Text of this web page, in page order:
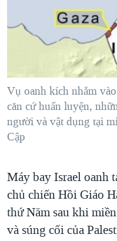
NGƯỜI VIỆT HẢI NGOẠI
ĐỜI SỐNG
KHOA HỌC
SỨC KHOẺ
VĂN HOÁ
THỂ THAO
HÀNH TRÌNH BẦU CỬ
MỘT NĂM CHIẾN
GIẢI MÃ VÀNH ĐAI &
NGÀY TỊ NẠN THẾ GIỚI
TRỊNH VĨNH BÌNH -
GROUND ZERO – XƯA
CÁC GIÁ TRỊ CỘNG
THƯỢNG ĐỈNH
TRỊNH VĨNH BÌNH VS.
NGƯ DÂN VIỆT VÀ LÀN
NGHE
Ngôn ngữ khác
Vụ oanh kích nhắm
căn cứ huấn luyện,
người và vật dụng tại
Cập
Máy bay Israel oanh
chủ chiến Hồi Giáo
thứ Năm sau khi
và súng cối của